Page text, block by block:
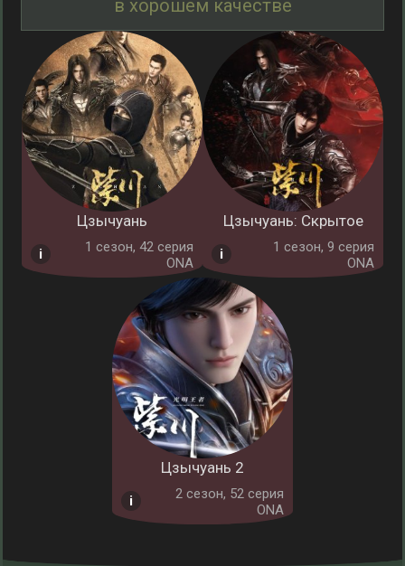
в хорошем качестве
Цзычуань
1 cезон, 42 серия
ONA
Цзычуань: Скрытое
1 cезон, 9 серия
ONA
Цзычуань 2
2 cезон, 52 серия
ONA